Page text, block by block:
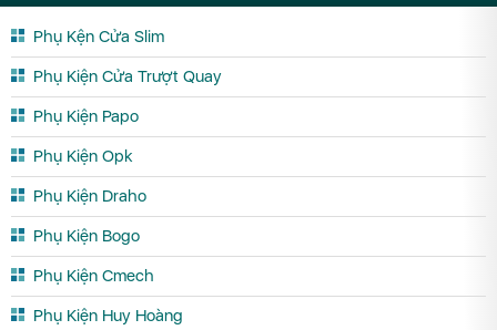
Phụ Kện Cửa Slim
Phụ Kiện Cửa Trượt Quay
Phụ Kiện Papo
Phụ Kiện Opk
Phụ Kiện Draho
Phụ Kiện Bogo
Phụ Kiện Cmech
Phụ Kiện Huy Hoàng